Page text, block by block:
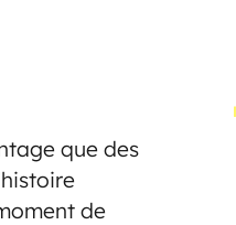
que des
de